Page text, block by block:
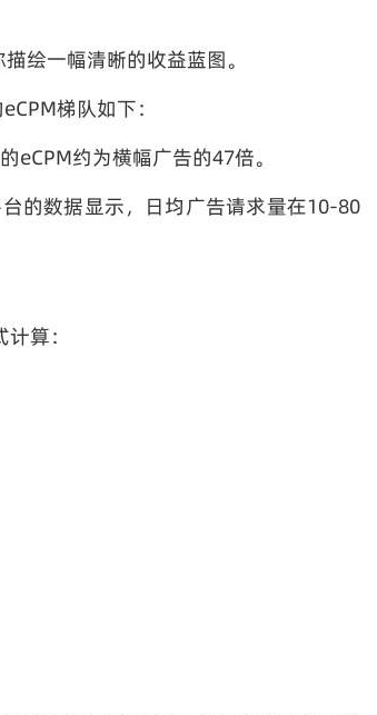
绘一幅清晰的收益蓝图。
梯队如下：
约为横幅广告的47倍。
的数据显示，日均广告请求量在10-80
算：